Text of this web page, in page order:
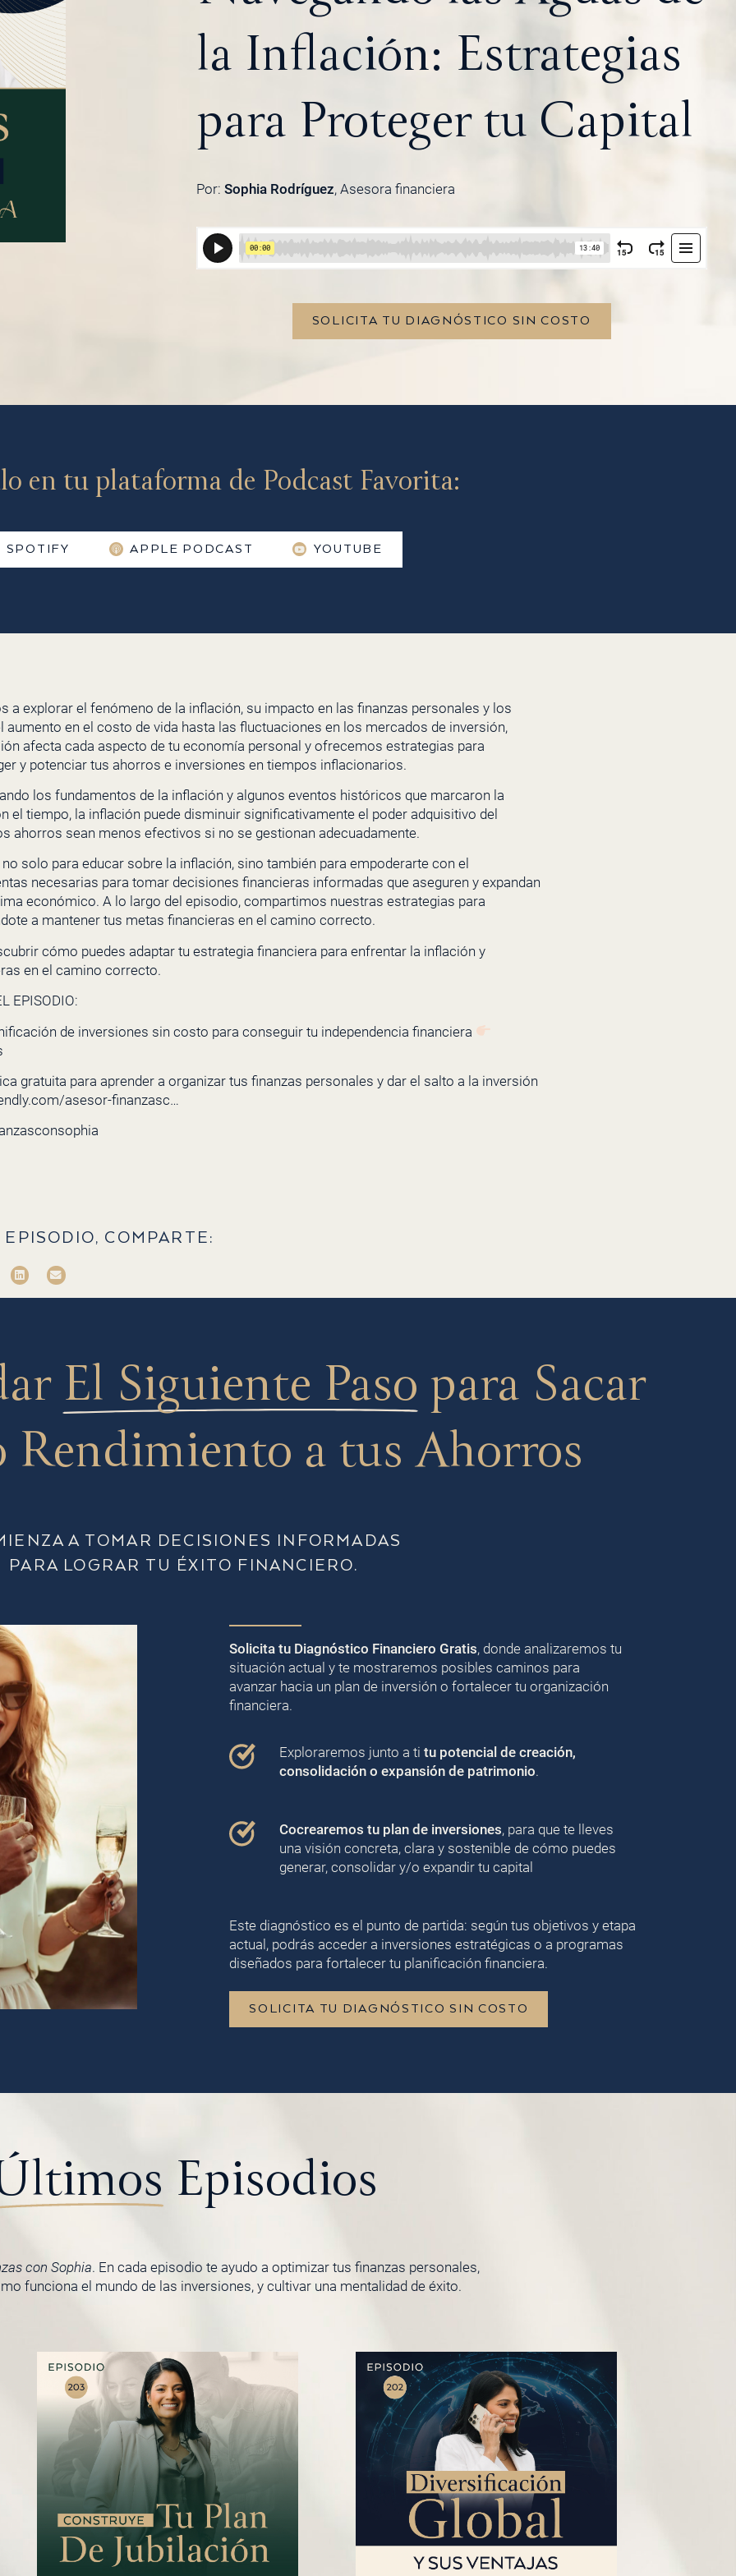
la Inflación: Estrategias
para Proteger tu Capital
Por: Sophia Rodríguez, Asesora financiera
SOLICITA TU DIAGNÓSTICO SIN COSTO
en tu plataforma de Podcast Favorita:
SPOTIFY APPLE PODCAST YOUTUBE
a explorar el fenómeno de la inflación, su impacto en las finanzas personales y los
aumento en el costo de vida hasta las fluctuaciones en los mercados de inversión,
afecta cada aspecto de tu economía personal y ofrecemos estrategias para
y potenciar tus ahorros e inversiones en tiempos inflacionarios.
los fundamentos de la inflación y algunos eventos históricos que marcaron la
el tiempo, la inflación puede disminuir significativamente el poder adquisitivo del
ahorros sean menos efectivos si no se gestionan adecuadamente.
solo para educar sobre la inflación, sino también para empoderarte con el
necesarias para tomar decisiones financieras informadas que aseguren y expandan
económico. A lo largo del episodio, compartimos nuestras estrategias para
a mantener tus metas financieras en el camino correcto.
cómo puedes adaptar tu estrategia financiera para enfrentar la inflación y
en el camino correcto.
EPISODIO:
de inversiones sin costo para conseguir tu independencia financiera
gratuita para aprender a organizar tus finanzas personales y dar el salto a la inversión
asesor-finanzasc…
COMPARTE:
El Siguiente Paso para Sacar
a tus Ahorros
A TOMAR DECISIONES INFORMADAS
PARA LOGRAR TU ÉXITO FINANCIERO.
Solicita tu Diagnóstico Financiero Gratis, donde analizaremos tu
situación actual y te mostraremos posibles caminos para
avanzar hacia un plan de inversión o fortalecer tu organización
financiera.
Exploraremos junto a titu potencial de creación,
consolidación o expansión de patrimonio.
Cocrearemos tu plan de inversiones, para que te lleves
una visión concreta, clara y sostenible de cómo puedes
generar, consolidar y/o expandir tu capital
Este diagnóstico es el punto de partida: según tus objetivos y etapa
actual, podrás acceder a inversiones estratégicas o a programas
diseñados para fortalecer tu planificación financiera.
SOLICITA TU DIAGNÓSTICO SIN COSTO
Episodios
con Sophia. En cada episodio te ayudo a optimizar tus finanzas personales,
funciona el mundo de las inversiones, y cultivar una mentalidad de éxito.